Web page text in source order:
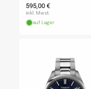
Normaler
Preis
595,00 €
inkl. Mwst.
auf Lager